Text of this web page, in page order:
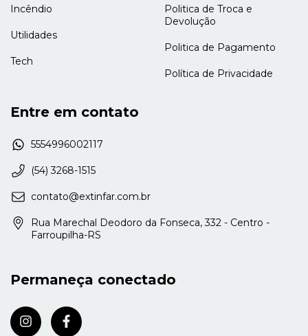
Incêndio
Utilidades
Tech
Politica de Troca e
Devolução
Politica de Pagamento
Política de Privacidade
Entre em contato
5554996002117
(54) 3268-1515
contato@extinfar.com.br
Rua Marechal Deodoro da Fonseca, 332 - Centro -
Farroupilha-RS
Permaneça conectado